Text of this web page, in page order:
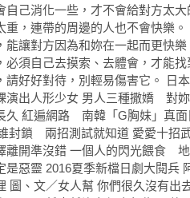
自己消化一些，才不會給對方太
重，連帶的周邊的人也不會快樂
能讓對方因為和妳在一起而更快
共享男人，妳值得擁有屬於自己的幸福，但前提是妳必須要勇敢放手。 日本最珍惜企業 7成員工是身障 佐佐木心音全裸演出人形少女 男人三種撒嬌 對妳偷偷示愛喔！ 記得保有原來的自己 愛的更長久 紅遍網路 南韓「G胸妹」真面目 男人脆弱時 給他一個溫柔的依靠 LINE被誰封鎖 兩招測試就知道 愛愛十招武功大絕 讓高潮不間斷 這3種恐怖情人 選擇離開準沒錯 一個人的閃光餵食 地主惠亮你還來 瘋電影／厲陰宅2 靈魂不一定是惡靈 2016夏季新檔日劇大閱兵 阿榮／OpenHardwareM.. 7道超下飯的絞肉料理 圖、文／女人幫 真心話，總是特別刺耳。事實就在那，妳敢毫無保留地攤開檢視嗎。 不願說真話，因為內心在猶豫，妳害怕聽的人承受不了事實，就某方面而言，妳出於想保護他的心，所以延伸出謊言，那並不是妳本意，卻還是控制不了，於是心裡所想的和說出口的永遠都不相同，不管怎麼拐彎抹角，就是兜不到真話那邊。 寧願自己被誤解，變成別人眼裡冷血無情的人，也不願說出真相讓他難過，妳是這麼的善良、為人著想，卻從沒想過好好保護自己。 明明心就很痛，妳卻說還好。 明明眼淚流不停，妳卻不願承認。 明明就捨不得，卻還是叫他離開。 明明還很在乎，卻說妳無所謂了。 明明就很喜歡，妳卻說不愛了。 那些妳不願承認的事實，是妳給自己的尊嚴，妳不想被猜透，不想讓人理解，所以妳把自己變成了別人，扭曲了所有妳的原意。 其實妳的心比誰都還要柔軟，一兩句話就能讓妳淚流滿面，但妳故作堅強的偽裝自己，害怕真心話太赤裸，而妳不敢面對那樣的自己，妳的心也不允許，於是妳永遠都在口是心非的糾結裡。 隱藏心裡真實的答案，會活得很辛苦的，何不試試敞開心胸，說說自己真正的想法，不要在對的時候說不，愛的時候說不愛，難過的時候強顏歡笑，那樣會讓別人會離妳而去的，因為妳的一切都很虛假。 也許妳想保護的是自己，那也無仿，但在愛妳的人面前，試著去依賴他們，讓他們分擔妳的煩惱，這樣幸福才會來到妳身邊，妳也會輕鬆許多。 人生就是這樣，無法預料下一步是否會走好，但誠實的面對自己，至少不會走太多曲折的路。 日本最珍惜企業 7成員工是身障 佐佐木心音全裸演出人形少女 男人三種撒嬌 對妳偷偷示愛喔！ 記得保有原來的自己 愛的更長久 紅遍網路 南韓「G胸妹」真面目 男人脆弱時 給他一個溫柔的依靠 LINE被誰封鎖 兩招測試就知道 愛愛十招武功大絕 讓高潮不間斷 這3種恐怖情人 選擇離開準沒錯 一個人的閃光餵食 地主惠亮你還來 瘋電影／厲陰宅2 靈魂不一定是惡靈 2016夏季新檔日劇大閱兵 阿榮／OpenHardwareM.. 7道超下飯的絞肉料理 ▲朕乏了，你們不准笑！（圖／翻攝自twitter：yuto0812127） 生活中心／綜合報導 常會有人開玩笑表示「女人是水做的」，但其實種種影片、照片和跡象顯示，貓咪其實才是由100%的水做成的生物！除了可以把自己塞進只有身體一半的魚缸或箱子裡，日本這隻貓咪更是直接像沒骨頭一樣躺著「滑」下樓梯，懶到有剩的可愛模樣讓許多人笑翻，想問問牠到底是有多累呢？ 網友們笑說，以前都不相信貓有這種能力，現在信了，「你沒看過沒脊椎的貓嗎？什麼？真的沒看過？這下知道沒脊椎多委屈了吧」、「我小時候...........也這樣下過樓梯」、「怎麼那麼聰明，不過你要把樓梯順便擦乾淨阿」、「第一眼看以為是貓，原來是蛇啊！」、「早上八點上課的話，我也差不多是這德行」、「我希望每天都用這種方式離開宿舍，感覺滿舒爽的。」 ▼影片取自臉書，較慢出現請稍候。 貓貓領養前後反差 網大呼：詐騙 強迫症蠶蛾 屁屁對準凹洞才噴蛋 以為貓不見了 LINE照片瞬間噴笑 男童掉猩猩欄舍 母：有看著小孩 台男曾跳獅欄舍 動物園噴水保3命 「梅西」偷溜上車被反鎖 差點被悶死 黑喵Didi剪完毛變「Q版劍龍」 俄羅斯夫妻拉拔「熊孩子」23年了 水缸有異音 原來裡面有白牛！ 橘貓高齡30歲 主人透露長壽秘訣 橘貓有「巨肥基因」？養了2年竟… 澳女遭袋鼠撞 隆乳矽膠變氣囊保命 小冰深情自彈自唱 琴鍵竟是肚臍 喵喵「無辜大眼」霸佔麵包盒 圖、文／女人幫 很多人愛到了後來，反而不認得自己最初的模樣，忘了自己是怎樣的人，喜歡什麼、討厭什麼，妳變得和他的習慣、喜好甚至個性相同，彷彿成了另一個他，像是沒有靈魂的軀殼，只為了他而存在一樣。 為了愛他，妳牽就自己，無限的容忍與包容，把一切不合理的行為都冠上體諒他的名詞，愛得那麼辛苦，卻又捨不得放手，於是妳不斷的苦撐著，繼續這段迷失的旅程。 情緒上的控管在感情裡是很重要的，當妳待在隨時引爆的炸彈旁，妳會變得神經敏感、易怒、焦慮等等瀕臨邊緣的情緒都會找上妳，每天施加的壓力都足以讓妳崩潰，但是因為愛，妳選擇吞下這一切，為了能夠持續這段感情，妳不斷壓抑自己，因為相信總有一天情況會好的，你們會找到彼此的平衡點，然後就能一起幸福了。 在混沌的旋渦裡，妳找不到真實的模樣，忘了有多久沒為自己快樂的笑，為了想做的事而努力的去拼，這一刻妳才終於明白，原來你們的愛情也只剩愛了，那一點殘留的餘溫早已把妳摧殘的連自己都不認得，妳終於肯承認，彼此是真的不合適，光是有愛，是不夠的。 如果不能做自己，那在這段感情裡，妳想扮演的角色是什麼？妳能真正的感到快樂與幸福嗎？如果不行，那妳又何必堅持走這段辛苦的路。 在當下無法看清的事實，跳脫框格後，妳才發現自己對愛的容忍度超乎想像，原來自己有多?不適合這段感情，回想起過去，那個為愛迷失自己的妳到底是誰？ 還好，離開了之後，妳終於清醒，從這個錯誤中解脫。 值得欣慰的是妳得到了另一種成長，在感情裡遷就的人不是愛，這麼做只會害了彼此，把你們推向更遠的地方，不過就是以愛為出發點的死路，互相折磨著。 愛要能讓兩人都快樂，能一起成長，並且一起攜手走過許多艱難的路，有過考驗的愛才有足夠的力量去守護彼此。 日本最珍惜企業 7成員工是身障 佐佐木心音全裸演出人形少女 男人三種撒嬌 對妳偷偷示愛喔！ 記得保有原來的自己 愛的更長久 紅遍網路 南韓「G胸妹」真面目 男人脆弱時 給他一個溫柔的依靠 LINE被誰封鎖 兩招測試就知道 愛愛十招武功大絕 讓高潮不間斷 這3種恐怖情人 選擇離開準沒錯 一個人的閃光餵食 地主惠亮你還來 瘋電影／厲陰宅2 靈魂不一定是惡靈 2016夏季新檔日劇大閱兵 阿榮／OpenHardwareM.. 7道超下飯的絞肉料理 ▲2016選秀大物，MickeyMoniak。(圖／記者楊舒帆攝) 記者楊舒帆／綜合報導 美國大聯盟2016年選秀將於10日至12日(台灣時間)舉行，大聯盟官網推出前20位潛力新秀，可望在首輪就被挑中，其中有5人去年曾參加U18世界盃，赴日前先到台灣與中華隊進行練習賽。 U18美國國家隊成員向來是下一年度大聯盟選秀的指標人物，9日大聯盟官網推出前20名新秀介紹，包括第5位外野手MickeyMoniak、第8位外野手BlakeRutherford、第10位左投BraxtonGarrett、第12位右投ForrestWhitley、第13位右投IanAnderson，這5人都是去年U18美國隊成員,，曾來台與中華隊一較高下，最後在日本擊敗地主隊奪冠。 ▲2016選秀大物，BraxtonGarrett。(圖／記者楊舒帆攝) 左打的MickeyMoniak擁有很好的打擊能力，他的模板是馬林魚外野手耶里奇(ChristianYelich)；另一位外野手BlakeRutherford自14歲就展露棒球潛能，他能夠在連2年都入選U18美國隊，代表他能戰勝疲勞且穩定性相當足夠。 左投BraxtonGarrett的曲球品質很好，在球探報告20分至80分的範圍內被評為60分，他速球可達88至94英里，曲球則落在76至80英里，曲球可望成為犀利的武器球，有機會成為2號先發的人選。 ▲2016選秀大物，BraxtonGarrett。(圖／記者楊舒帆攝) ForrestWhitley擁有97英里的速球，經過U18世界盃洗禮後，投球能力又更上層樓，比去年春天還好，而IanAnderson速球則達91至95英里，他在去年U18世界盃宰制南韓，他表示，經過那場比賽後自己成長很多。 ▲2016選秀大物，IanAnderson。(圖／記者楊舒帆攝) 接收更多精彩賽事，歡迎加入《ET好棒棒》粉絲團 王柏融球棒超夯 張正偉也借來用 犀牛被再見轟 兄弟掌聲如雷 范區拉被禁賽9場 但吃虧是金鶯 影／張志豪13轟遮嘴手勢獻生病球迷 勇士慘敗 柯瑞仍為騎士迷簽名 正妹手機炸裂！ 車頭燈反成亮點 林智勝對白蛇沒轍 都是自己洩密 桃猿解約索爾 洋投泰霸回鍋加盟 林書豪抵台球迷瘋 俏皮玩自拍 林予晞迷倒球員 但煞到的竟是他 中信兄弟拚封王 鄭凱文抗藍斯佛 椎名光爆乳開球 陽耀勳討抱炸裂 兄弟最快10日洲際奪冠2萬人拋彩帶 湯神撞傷左大腿 指莫茲高夫有點髒 ▲反教育商品聯盟學生31日到教育部門口抗議條漲學雜費。（圖／記者蕭玗欣攝） 記者蕭玗欣／台北報導 教育部30日公佈申請調漲學雜費大學名單，引起學生及教育團體強烈反彈。全教總31日對此明確表達反對，除上午聲援反教育商品化聯盟在教育部的抗議，之後也將代表出席教育部學費調整審議委員會，並明確表達反對調漲學費的立場。全教總理事長張旭政指出，國家有義務提供不用借貸的高教制度，但台灣大學學費偏高，造成多數學生入學借貸、畢業就要還債的現象。 全教總理事長張旭政指出，高等教育不僅是人民教育權的一環，更是國家發展的重要環節，國家本來就有義務提供一般人民都可以唸的起、不用借貸的高教制度，但我國的大學學費和一般人民或家庭收入相比，已屬偏高，造成多數學生入學就開始借貸，畢業就要還債的現象。 張旭政強調，看看各大公司行號的應徵條件，大學畢業已成?大多數工作的基本條件，企業界用人的成本明顯是轉嫁給國家，國家又再向人民收取高額學費，造成有錢的企業賺更多，人民百姓卻要負債更多，這是變相的剝削人民的財產，使得許多學子一出社會就背負龐大債務，讓社會的貧富差距越來越大，貧富階級越來越鞏固，這絕對不是正常的國家社會該有的現象。因此，全教總堅持反對調漲大學學費，政府應向企業開徵教育捐，而非再壓榨困苦的人民。 全教總提出警告，目前台灣高等教育已經陷入反重分配、高學費壓垮窮人兩大危機，政府如無積極對策，而只是一味調漲學費，將使高等教育失去脫貧、自我實現的意義，未來教育不再是促進階級流動的機制，而是階級複製、階級固化的幫兇。 全教總也要求教育部通盤檢討現行「常態性大專學雜費調整方案」，並且增加學費調整審議委員會的學生代表，並從根